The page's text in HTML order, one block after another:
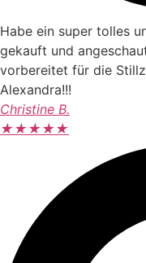
Habe ein super tolles
gekauft und
vorbereitet für die
Alexandra!!!
Christine B.
★★★★★